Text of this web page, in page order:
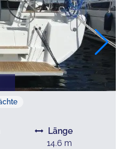
Länge
14.6 m